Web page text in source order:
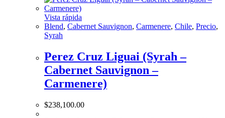
Vista rápida
Blend, Cabernet Sauvignon, Carmenere, Chile, Precio,
Syrah
Perez Cruz Liguai (Syrah –
Cabernet Sauvignon –
Carmenere)
$238,100.00